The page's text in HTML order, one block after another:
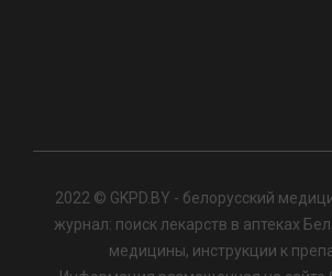
2022 © GKPD.BY - белорусский
журнал: поиск лекарств в аптеках
медицины, инструкции к